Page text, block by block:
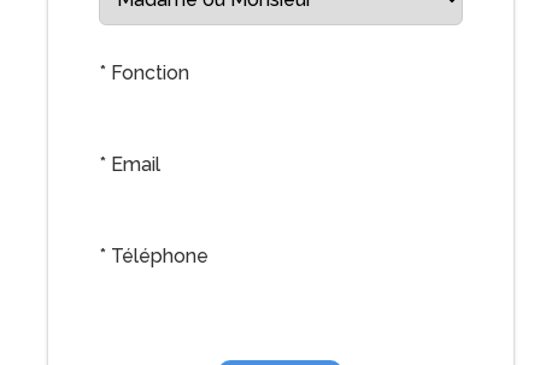
* Fonction
* Email
* Téléphone